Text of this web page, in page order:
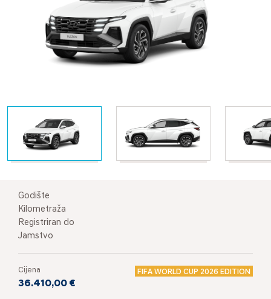
Godište
Kilometraža
Registriran do
Jamstvo
Cijena FIFA WORLD CUP 2026 EDITION
36.410,00 €